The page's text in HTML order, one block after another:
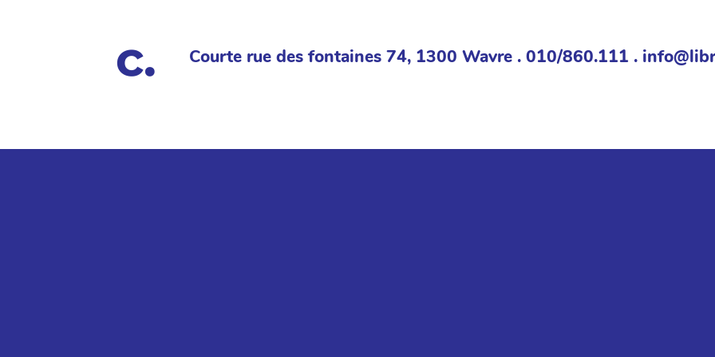
Courte rue des fontaines 74, 1300 Wavre . 010/860.111 .